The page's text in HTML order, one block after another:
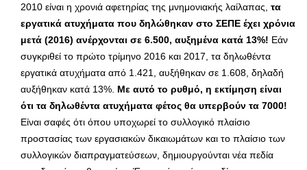
2010 είναι η χρονιά αφετηρίας της μνημονιακής λαίλαπας, τα
εργατικά ατυχήματα που δηλώθηκαν στο ΣΕΠΕ έχει χρόνια
μετά (2016) ανέρχονται σε 6.500, αυξημένα κατά 13%! Εάν
συγκριθεί το πρώτο τρίμηνο 2016 και 2017, τα δηλωθέντα
εργατικά ατυχήματα από 1.421, αυξήθηκαν σε 1.608, δηλαδή
αυξήθηκαν κατά 13%. Με αυτό το ρυθμό, η εκτίμηση είναι
ότι τα δηλωθέντα ατυχήματα φέτος θα υπερβούν τα 7000!
Είναι σαφές ότι όπου υποχωρεί το συλλογικό πλαίσιο
προστασίας των εργασιακών δικαιωμάτων και το πλαίσιο των
συλλογικών διαπραγματεύσεων, δημιουργούνται νέα πεδία